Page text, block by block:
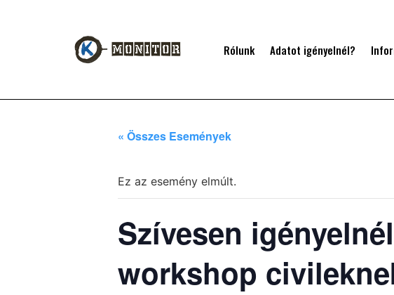
Rólunk Adatot igényelnél?
« Összes Események
Ez az esemény elmúlt.
Szívesen
workshop